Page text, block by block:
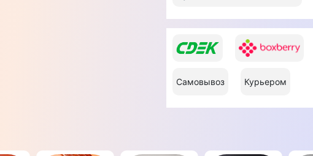
Самовывоз Курьером